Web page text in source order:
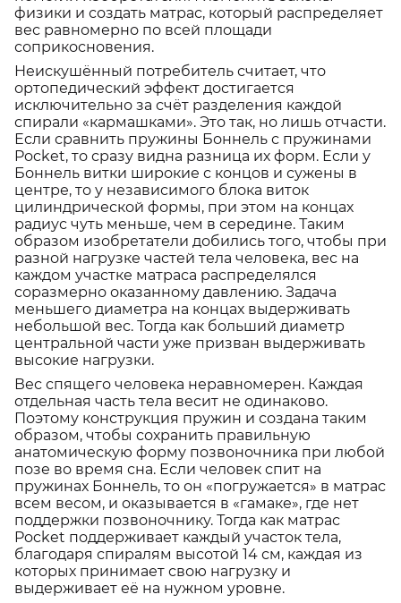
физики и создать матрас, который распределяет
вес равномерно по всей площади
соприкосновения.
Неискушённый потребитель считает, что
ортопедический эффект достигается
исключительно за счёт разделения каждой
спирали «кармашками». Это так, но лишь отчасти.
Если сравнить пружины Боннель с пружинами
Pocket, то сразу видна разница их форм. Если у
Боннель витки широкие с концов и сужены в
центре, то у независимого блока виток
цилиндрической формы, при этом на концах
радиус чуть меньше, чем в середине. Таким
образом изобретатели добились того, чтобы при
разной нагрузке частей тела человека, вес на
каждом участке матраса распределялся
соразмерно оказанному давлению. Задача
меньшего диаметра на концах выдерживать
небольшой вес. Тогда как больший диаметр
центральной части уже призван выдерживать
высокие нагрузки.
Вес спящего человека неравномерен. Каждая
отдельная часть тела весит не одинаково.
Поэтому конструкция пружин и создана таким
образом, чтобы сохранить правильную
анатомическую форму позвоночника при любой
позе во время сна. Если человек спит на
пружинах Боннель, то он «погружается» в матрас
всем весом, и оказывается в «гамаке», где нет
поддержки позвоночнику. Тогда как матрас
Pocket поддерживает каждый участок тела,
благодаря спиралям высотой 14 см, каждая из
которых принимает свою нагрузку и
выдерживает её на нужном уровне.